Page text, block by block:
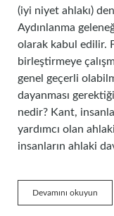
(iyi niyet ahlakı)
Aydınlanma
olarak kabul edilir.
birleştirmeye
genel geçerli
dayanması
nedir? Kant,
yardımcı olan
insanların ahlaki
Devamını okuyun
Ahlak